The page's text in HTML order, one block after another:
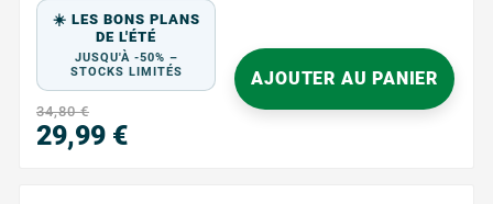
supports...
☀️ LES BONS PLANS
DE L'ÉTÉ
JUSQU'À -50% –
STOCKS LIMITÉS
34,80 €
29,99 €
AJOUTER AU PANIER